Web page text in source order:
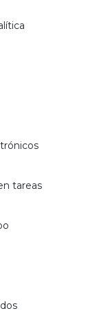
tareas